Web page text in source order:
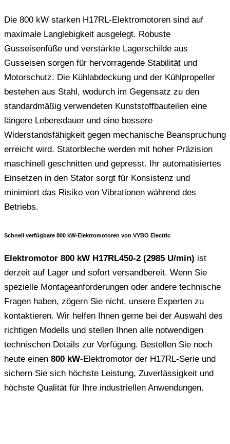
Die 800 kW starken H17RL-Elektromotoren sind auf
maximale Langlebigkeit ausgelegt. Robuste
Gusseisenfüße und verstärkte Lagerschilde aus
Gusseisen sorgen für hervorragende Stabilität und
Motorschutz. Die Kühlabdeckung und der Kühlpropeller
bestehen aus Stahl, wodurch im Gegensatz zu den
standardmäßig verwendeten Kunststoffbauteilen eine
längere Lebensdauer und eine bessere
Widerstandsfähigkeit gegen mechanische Beanspruchung
erreicht wird. Statorbleche werden mit hoher Präzision
maschinell geschnitten und gepresst. Ihr automatisiertes
Einsetzen in den Stator sorgt für Konsistenz und
minimiert das Risiko von Vibrationen während des
Betriebs.
Schnell verfügbare 800 kW-Elektromotoren von VYBO Electric
Elektromotor 800 kW H17RL450-2 (2985 U/min) ist
derzeit auf Lager und sofort versandbereit. Wenn Sie
spezielle Montageanforderungen oder andere technische
Fragen haben, zögern Sie nicht, unsere Experten zu
kontaktieren. Wir helfen Ihnen gerne bei der Auswahl des
richtigen Modells und stellen Ihnen alle notwendigen
technischen Details zur Verfügung. Bestellen Sie noch
heute einen 800 kW-Elektromotor der H17RL-Serie und
sichern Sie sich höchste Leistung, Zuverlässigkeit und
höchste Qualität für Ihre industriellen Anwendungen.